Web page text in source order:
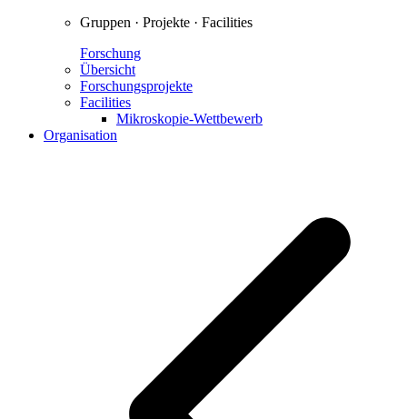
Gruppen · Projekte · Facilities
Forschung
Übersicht
Forschungsprojekte
Facilities
Mikroskopie-Wettbewerb
Organisation